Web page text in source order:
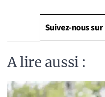
Suivez-nous
A lire aussi :